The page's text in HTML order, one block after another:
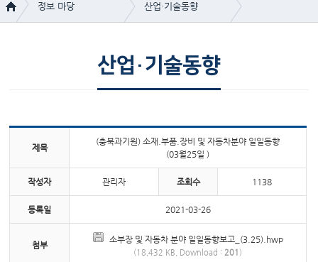
정보 마당
알림 마당
산업·기술동향
조사·연구 보고서
산업·기술동향
제목
(충북과기원) 소재.부품.장비 및 자동차분야 일일동향
(03월25일 )
작성자 관리자 조회수 1138
등록일 2021-03-26
첨부
소부장 및 자동차 분야 일일동향보고_(3.25).hwp
(18,432 KB, Download : 201)